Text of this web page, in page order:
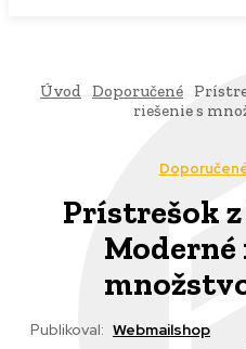
Úvod Doporučené
riešenie s
Prístrešok
Moderné
Publikoval: Webmailshop